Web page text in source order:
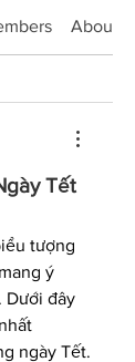
About
Tết
tượng
ý
Dưới đây
ngày Tết.